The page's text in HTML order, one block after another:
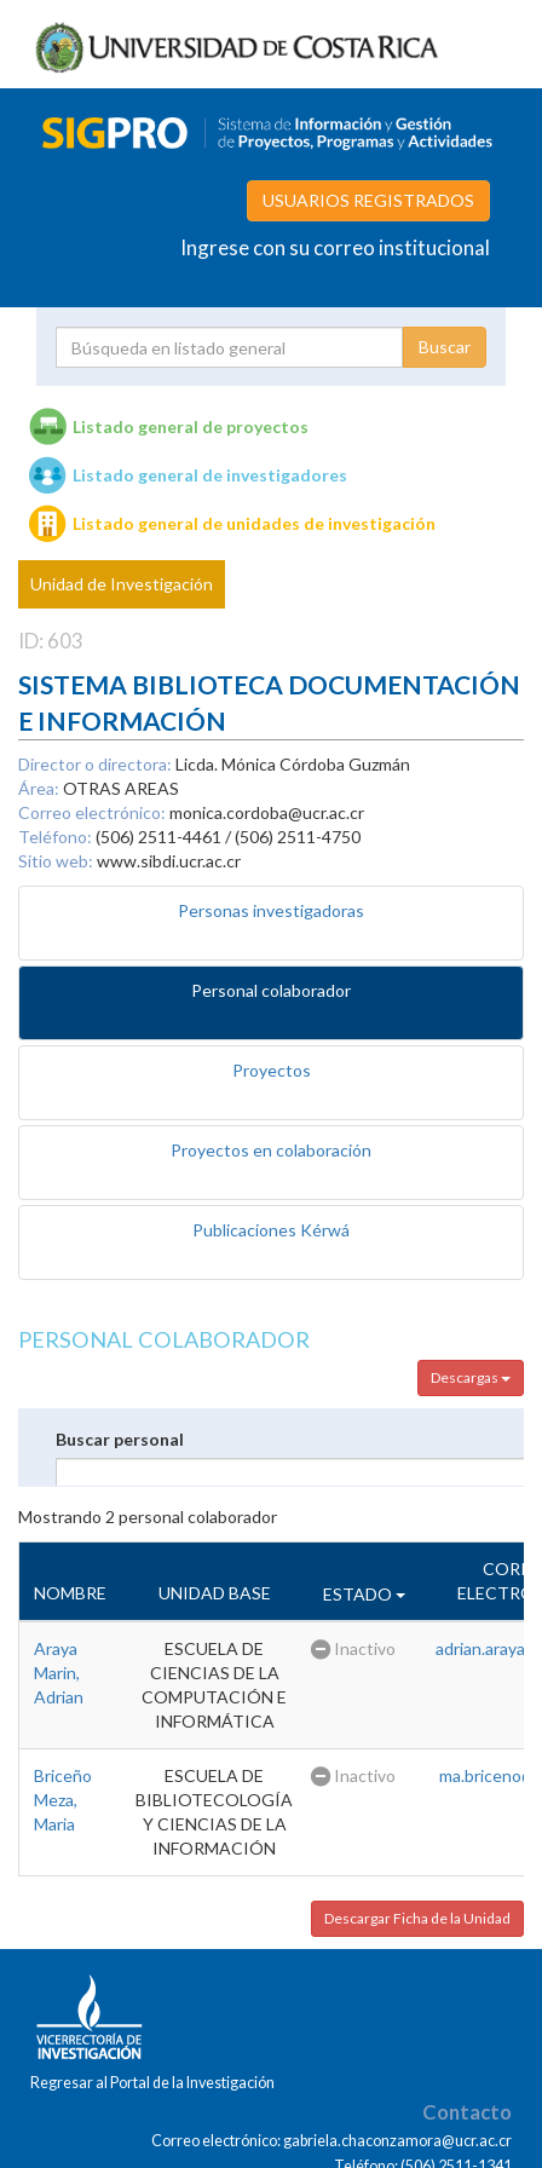
USUARIOS REGISTRADOS
Ingrese con su correo institucional
Unidades de investigación
Listado general de proyectos
Listado general de investigadores
Listado general de unidades de investigación
Unidad de Investigación
ID: 603
SISTEMA BIBLIOTECA DOCUMENTACIÓN
E INFORMACIÓN
Director o directora: Licda. Mónica Córdoba Guzmán
Área: OTRAS AREAS
Correo electrónico: monica.cordoba@ucr.ac.cr
Teléfono: (506) 2511-4461 / (506) 2511-4750
Sitio web: www.sibdi.ucr.ac.cr
Personas investigadoras
Personal colaborador
Proyectos
Proyectos en colaboración
Publicaciones Kérwá
PERSONAL COLABORADOR
Descargas
Buscar personal
Mostrando 2 personal colaborador
NOMBRE UNIDAD BASE ESTADO
Araya
Marin,
Adrian
ESCUELA DE
CIENCIAS DE LA
COMPUTACIÓN E
INFORMÁTICA
Inactivo
Briceño
Meza,
Maria
ESCUELA DE
BIBLIOTECOLOGÍA
Y CIENCIAS DE LA
INFORMACIÓN
Inactivo
Descargar Ficha de la Unidad
Regresar al Portal de la Investigación
Contacto
Correo electrónico: gabriela.chaconzamora@ucr.ac.cr